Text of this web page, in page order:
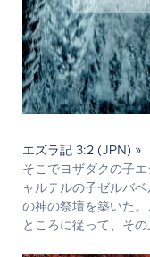
エズラ記 3:2 (JPN) »
そこでヨザダクの子
ャルテルの子ゼルバ
の神の祭壇を築いた
ところに従って、そ